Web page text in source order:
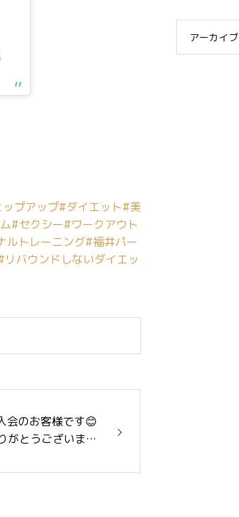
プアップ#ダイエット#美
#セクシー#ワークアウト
ルトレーニング#福井パー
リバウンドしないダイエッ
会のお客様です😊
がとうございます
アーカイブ